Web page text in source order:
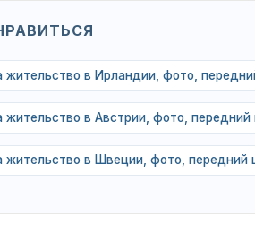
жительство в Ирландии, фото,
жительство в Австрии, фото,
жительство в Швеции, фото, передний